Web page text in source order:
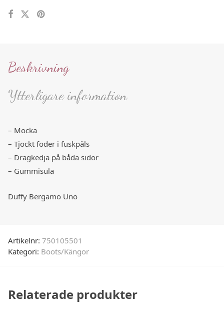
Beskrivning
Ytterligare information
– Mocka
– Tjockt foder i fuskpäls
– Dragkedja på båda sidor
– Gummisula
Duffy Bergamo Uno
Artikelnr: 750105501
Kategori: Boots/Kängor
Relaterade produkter